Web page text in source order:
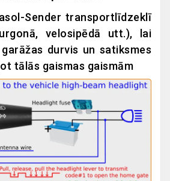
Sender transportlīdzeklī
velosipēdā utt.), lai
durvis un satiksmes
tālās gaismas gaismām